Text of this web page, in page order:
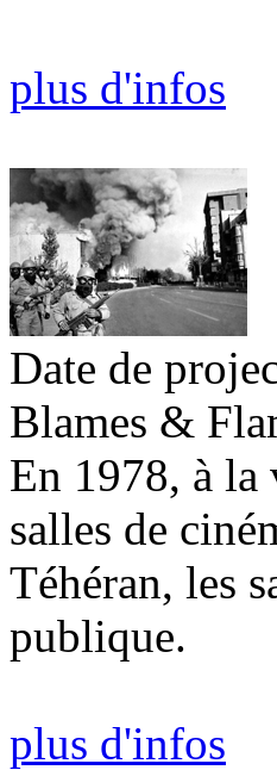
plus d'infos
Date de
Blames &
En 1978, à
salles de
Téhéran, les
publique.
plus d'infos